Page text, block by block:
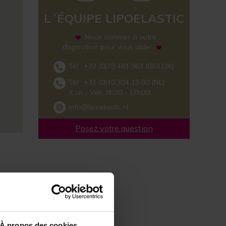
L´ÉQUIPE LIPOELASTIC
Nous sommes à votre
disposition pour vous aider
Tél : +32 (0)78 481 963 (BE/LUX)
Tél : +31 (0)40 304 13 00 (NL)
(Lun - Ven, 8h30 - 17h00)
info@lipoelastic.nl
Posez votre question